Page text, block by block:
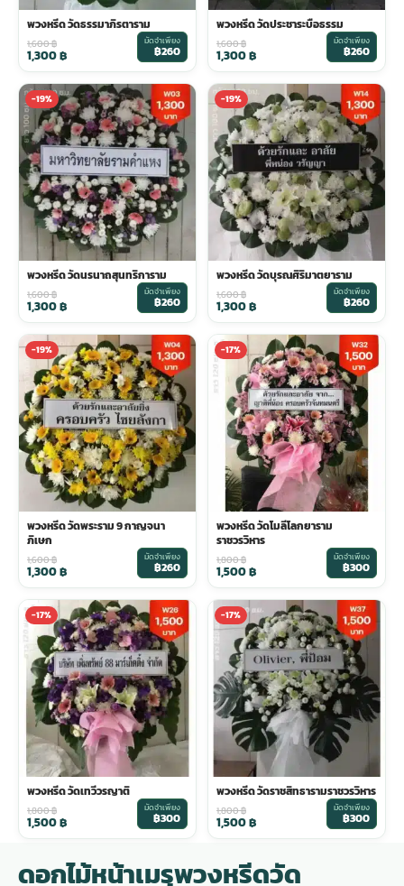
พวงหรีด วัดธรรมาภิรตาราม
1,600฿
1,300฿
มัดจำเพียง
฿260
พวงหรีด วัดประชาระบือธรรม
1,600฿
1,300฿
มัดจำเพียง
฿260
-19%
พวงหรีด วัดนรนาถสุนทริการาม
1,600฿
1,300฿
มัดจำเพียง
฿260
-19%
พวงหรีด วัดบุรณศิริมาตยาราม
1,600฿
1,300฿
มัดจำเพียง
฿260
-19%
พวงหรีด วัดพระราม 9 กาญจนา
ภิเษก
1,600฿
1,300฿
มัดจำเพียง
฿260
-17%
พวงหรีด วัดโมลีโลกยาราม
ราชวรวิหาร
1,800฿
1,500฿
มัดจำเพียง
฿300
-17%
พวงหรีด วัดเทวีวรญาติ
1,800฿
1,500฿
มัดจำเพียง
฿300
-17%
พวงหรีด วัดราชสิทธารามราชวรวิหาร
1,800฿
1,500฿
มัดจำเพียง
฿300
ดอกไม้หน้าเมรุพวงหรีดวัด